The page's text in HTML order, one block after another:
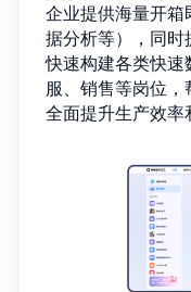
企业提供海量开箱
据分析等），同
快速构建各类快速
服、销售等岗位，
全面提升生产效率